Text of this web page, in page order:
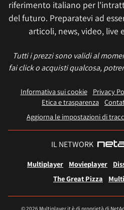
riferimento italiano per
del futuro. Preparatevi ad
articoli, news, video, live
Tutti i prezzi sono validi al
fai click o acquisti qualcosa,
Informativa sui cookie Privacy
Etica e trasparenza
Aggiorna le impostazioni di
IL NETWORK
Multiplayer Movieplayer
The Great Pizza
© 2026 Multiplayer.it è di proprietà di